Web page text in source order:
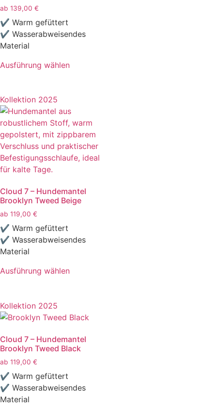
ab 139,00 €
✔ Warm gefüttert
✔ Wasserabweisendes
Material
Ausführung wählen
Kollektion 2025
Cloud 7 – Hundemantel
Brooklyn Tweed Beige
ab 119,00 €
✔ Warm gefüttert
✔ Wasserabweisendes
Material
Ausführung wählen
Kollektion 2025
Cloud 7 – Hundemantel
Brooklyn Tweed Black
ab 119,00 €
✔ Warm gefüttert
✔ Wasserabweisendes
Material